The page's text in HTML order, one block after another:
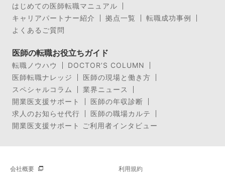
はじめての医師転職マニュアル
キャリアパートナー紹介
拠点一覧
転職成功事例
よくあるご質問
医師の転職お役立ちガイド
転職ノウハウ
DOCTOR’S COLUMN
医師転職ナレッジ
医師の現場と働き方
スペシャルコラム
業界ニュース
開業医支援サポート
医師の年収診断
求人のお知らせ代行
医師の職場カルテ
開業医支援サポート ご利用者インタビュー
会社概要 利用規約